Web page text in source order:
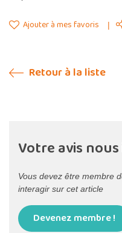
Ajouter à mes favoris
Retour à la liste
Votre avis
Vous devez être membre
interagir sur cet article
Devenez membre !